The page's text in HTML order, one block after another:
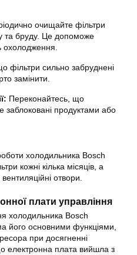
очищайте фільтри
та бруду. Це допоможе
охолодження.
фільтри сильно забруднені
замінити.
Переконайтесь, що
заблоковані продуктами або
холодильника Bosch
кожні кілька місяців, а
отвори.
плати управління
холодильника Bosch
його основними функціями,
при досягненні
електронна плата вийшла з